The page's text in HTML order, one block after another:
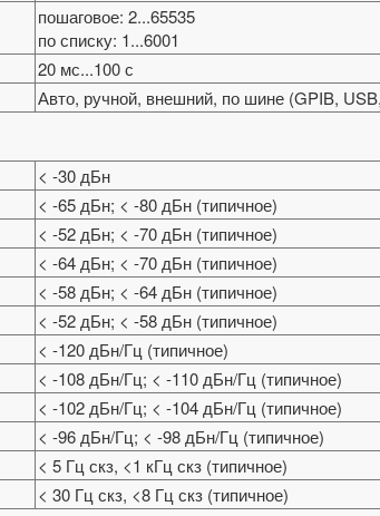
пошаговое: 2...65535
по списку: 1...6001
20 мс...100 с
Авто, ручной, внешний, по шине (GPIB,
< -30 дБн
< -65 дБн; < -80 дБн (типичное)
< -52 дБн; < -70 дБн (типичное)
< -64 дБн; < -70 дБн (типичное)
< -58 дБн; < -64 дБн (типичное)
< -52 дБн; < -58 дБн (типичное)
< -120 дБн/Гц (типичное)
< -108 дБн/Гц; < -110 дБн/Гц (типичное)
< -102 дБн/Гц; < -104 дБн/Гц (типичное)
< -96 дБн/Гц; < -98 дБн/Гц (типичное)
< 5 Гц скз, <1 кГц скз (типичное)
< 30 Гц скз, <8 Гц скз (типичное)